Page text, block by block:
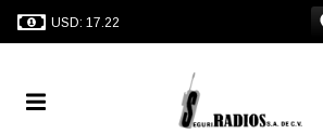
USD: 17.22